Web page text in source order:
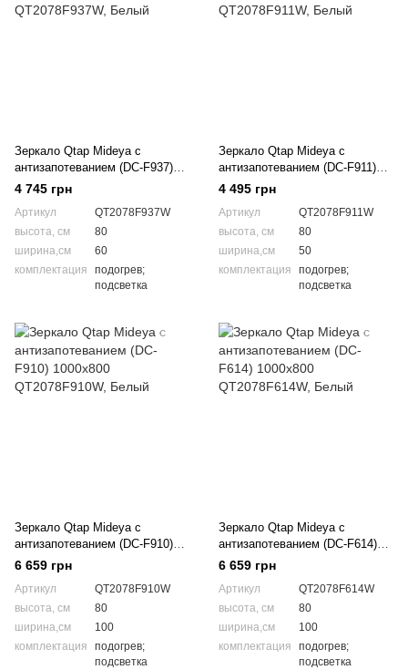
Зеркало Qtap Mideya с
антизапотеванием (DC-F937)
600х800 QT2078F937W
4 745 грн
Артикул
QT2078F937W
высота, см
80
ширина,см
60
комплектация
подогрев;
подсветка
Зеркало Qtap Mideya с
антизапотеванием (DC-F911)
500х800 QT2078F911W
4 495 грн
Артикул
QT2078F911W
высота, см
80
ширина,см
50
комплектация
подогрев;
подсветка
Зеркало Qtap Mideya с
антизапотеванием (DC-F910)
1000х800 QT2078F910W
6 659 грн
Артикул
QT2078F910W
высота, см
80
ширина,см
100
комплектация
подогрев;
подсветка
Зеркало Qtap Mideya с
антизапотеванием (DC-F614)
1000x800 QT2078F614W
6 659 грн
Артикул
QT2078F614W
высота, см
80
ширина,см
100
комплектация
подогрев;
подсветка